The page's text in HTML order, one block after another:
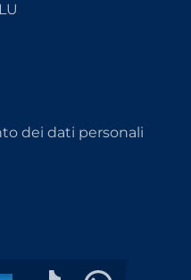
dei dati personali